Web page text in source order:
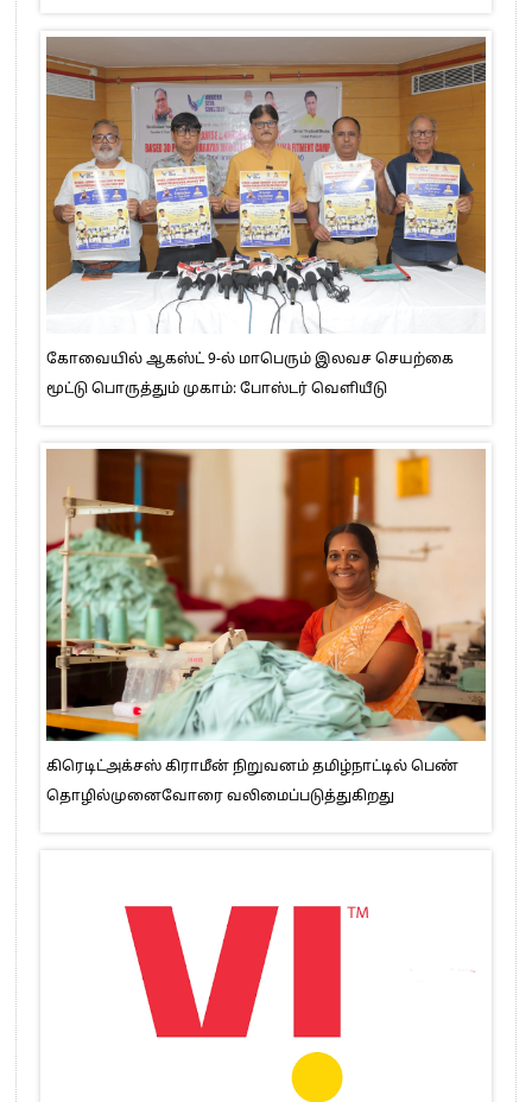
கோவையில் ஆகஸ்ட் 9-ல் மாபெரும் இலவச செயற்கை
மூட்டு பொருத்தும் முகாம்: போஸ்டர் வெளியீடு
கிரெடிட்அக்சஸ் கிராமீன் நிறுவனம் தமிழ்நாட்டில் பெண்
தொழில்முனைவோரை வலிமைப்படுத்துகிறது